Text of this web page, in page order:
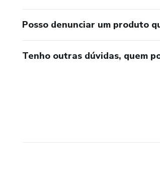
Posso denunciar um produto
Tenho outras dúvidas, quem